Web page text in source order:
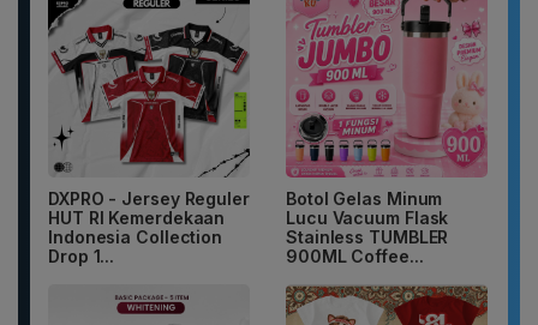
DXPRO - Jersey Reguler
HUT RI Kemerdekaan
Indonesia Collection
Drop 1...
Botol Gelas Minum
Lucu Vacuum Flask
Stainless TUMBLER
900ML Coffee...